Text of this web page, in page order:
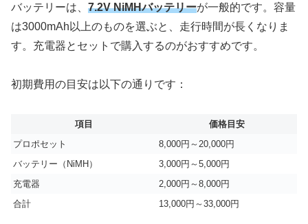
バッテリーは、 7.2V NiMHバッテリーが一般的です。容量
は3000mAh以上のものを選ぶと、走行時間が長くなりま
す。充電器とセットで購入するのがおすすめです。
初期費用の目安は以下の通りです：
項目
価格目安
プロポセット
8,000円～20,000円
バッテリー（NiMH）
3,000円～5,000円
充電器
2,000円～8,000円
合計
13,000円～33,000円